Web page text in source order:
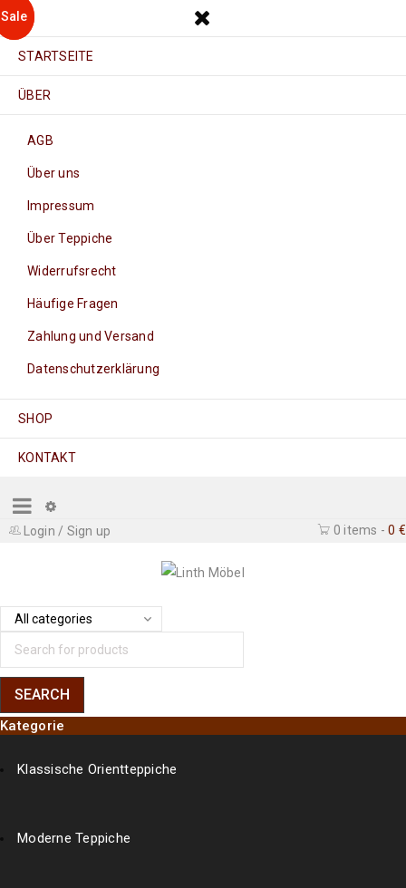
STARTSEITE
ÜBER
AGB
Über uns
Impressum
Über Teppiche
Widerrufsrecht
Häufige Fragen
Zahlung und Versand
Datenschutzerklärung
SHOP
KONTAKT
0 items - 0 €
Login / Sign up
Kategorie
Klassische Orientteppiche
Moderne Teppiche
Sale
Sale